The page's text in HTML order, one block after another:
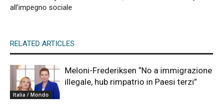
all’impegno sociale
RELATED ARTICLES
Italia / Mondo
Meloni-Frederiksen “No a immigrazione
illegale, hub rimpatrio in Paesi terzi”